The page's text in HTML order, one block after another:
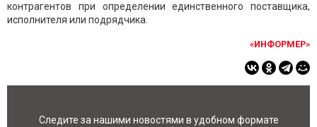
контрагентов при определении единственного поставщика,
исполнителя или подрядчика.
«ИНФОРМЕР»
Следите за нашими новостями в удобном формате